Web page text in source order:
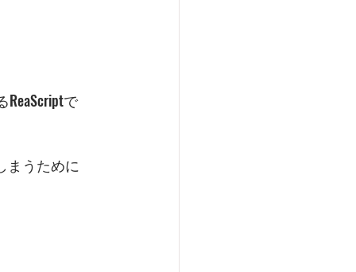
で
まうために